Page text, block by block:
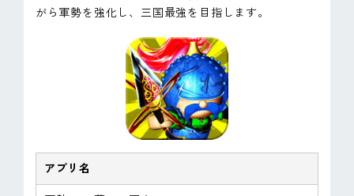
がら軍勢を強化し、三国最強を目指します。
アプリ名